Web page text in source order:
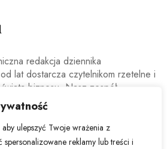
ulepszyć Twoje wrażenia z
reklamy lub treści i
redakcja dziennika
lat dostarcza czytelnikom rzetelne i
biznesu. Nasz zespół
i ekspertów ekonomicznych
wydarzenia rynkowe,
decyzje mające wpływ na polską i